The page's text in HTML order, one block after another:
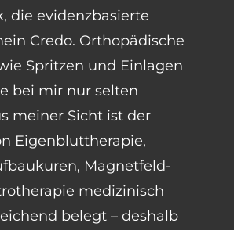
die evidenzbasierte
Credo. Orthopädische
Spritzen und Einlagen
bei mir nur selten
meiner Sicht ist der
Eigenbluttherapie,
Magnetfeld-
medizinisch
belegt – deshalb